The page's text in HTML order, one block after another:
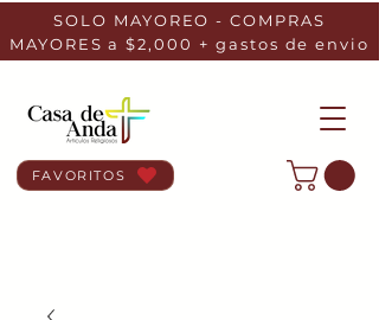
SOLO MAYOREO - COMPRAS
MAYORES a $2,000 + gastos de envio
FAVORITOS